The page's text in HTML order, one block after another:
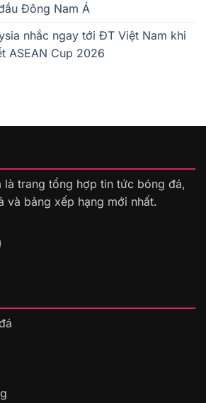
Đông Nam Á
nhắc ngay tới ĐT Việt Nam khi
ASEAN Cup 2026
là trang tổng hợp tin tức bóng đá,
và bảng xếp hạng mới nhất.